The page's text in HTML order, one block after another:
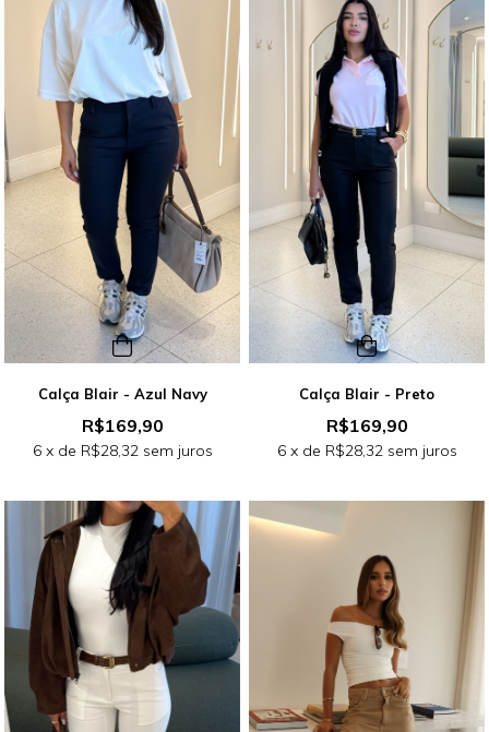
Calça Blair - Azul Navy
R$169,90
6 x de R$28,32 sem juros
Calça Blair - Preto
R$169,90
6 x de R$28,32 sem juros